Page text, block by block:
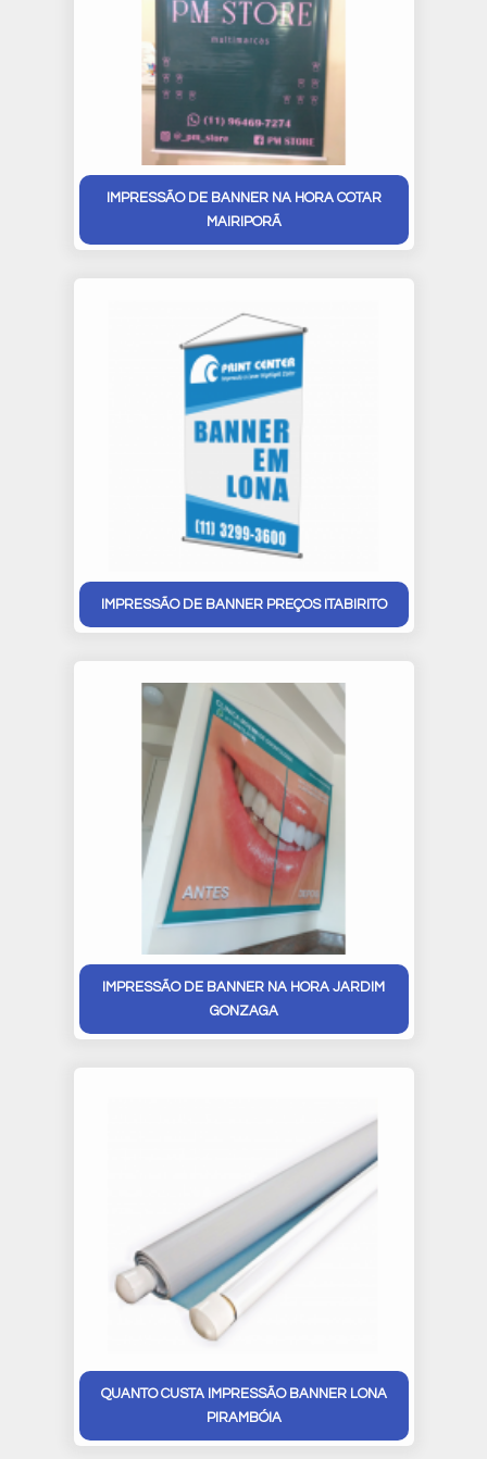
IMPRESSÃO DE BANNER NA HORA COTAR
MAIRIPORÃ
IMPRESSÃO DE BANNER PREÇOS ITABIRITO
IMPRESSÃO DE BANNER NA HORA JARDIM
GONZAGA
QUANTO CUSTA IMPRESSÃO BANNER LONA
PIRAMBÓIA